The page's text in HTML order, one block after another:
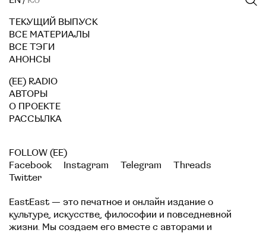
ТЕКУЩИЙ ВЫПУСК
ВСЕ МАТЕРИАЛЫ
ВСЕ ТЭГИ
АНОНСЫ
(EE) RADIO
АВТОРЫ
О ПРОЕКТЕ
РАССЫЛКА
FOLLOW (EE)
Facebook
Instagram Telegram
Threads
Twitter
EastEast — это печатное и онлайн издание о
культуре, искусстве, философии и повседневной
жизни. Мы создаем его вместе с авторами и